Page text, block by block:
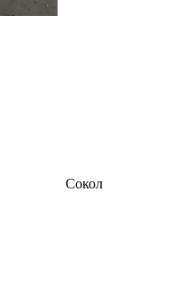
Сокол